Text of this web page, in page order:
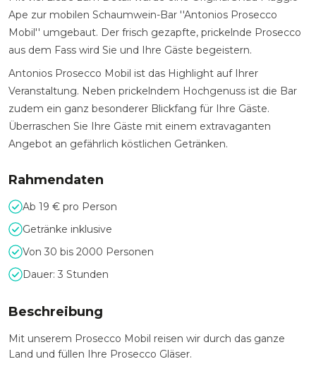
Ape zur mobilen Schaumwein-Bar ''Antonios Prosecco
Mobil'' umgebaut. Der frisch gezapfte, prickelnde Prosecco
aus dem Fass wird Sie und Ihre Gäste begeistern.
Antonios Prosecco Mobil ist das Highlight auf Ihrer
Veranstaltung. Neben prickelndem Hochgenuss ist die Bar
zudem ein ganz besonderer Blickfang für Ihre Gäste.
Überraschen Sie Ihre Gäste mit einem extravaganten
Angebot an gefährlich köstlichen Getränken.
Rahmendaten
Ab 19 € pro Person
Getränke inklusive
Von 30 bis 2000 Personen
Dauer: 3 Stunden
Beschreibung
Mit unserem Prosecco Mobil reisen wir durch das ganze
Land und füllen Ihre Prosecco Gläser.